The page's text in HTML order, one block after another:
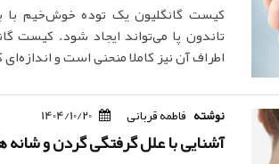
کیست گانگلیون یک توده خوش‌خیم
تاندون پا می‌تواند ایجاد شود. کیست
اطراف آن نیز کاملا منحنی است و
نوشته فاطمه قربانی 1404/10/20
آشنایی با علل گرفتگی گردن و شانه